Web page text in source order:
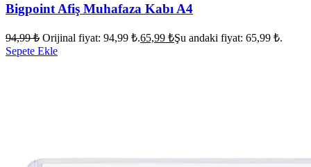
Bigpoint Afiş Muhafaza Kabı A4
94,99₺ Orijinal fiyat: 94,99 ₺.65,99 ₺Şu andaki fiyat: 65,99 ₺.
Sepete Ekle